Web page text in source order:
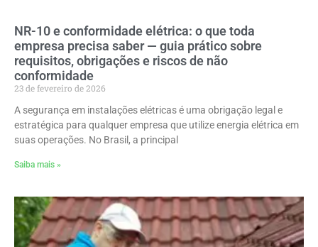
NR-10 e conformidade elétrica: o que toda
empresa precisa saber — guia prático sobre
requisitos, obrigações e riscos de não
conformidade
23 de fevereiro de 2026
A segurança em instalações elétricas é uma obrigação legal e
estratégica para qualquer empresa que utilize energia elétrica em
suas operações. No Brasil, a principal
Saiba mais »